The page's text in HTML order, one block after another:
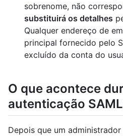
sobrenome, não
substituirá os detalhes
Qualquer endereço de
principal fornecido pelo
excluído da conta do
O que acontece
autenticação
Depois que um